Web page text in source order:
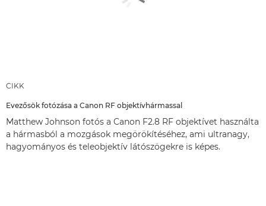
CIKK
Evezősök fotózása a Canon RF objektívhármassal
Matthew Johnson fotós a Canon F2.8 RF objektívet használta
a hármasból a mozgások megörökítéséhez, ami ultranagy,
hagyományos és teleobjektív látószögekre is képes.